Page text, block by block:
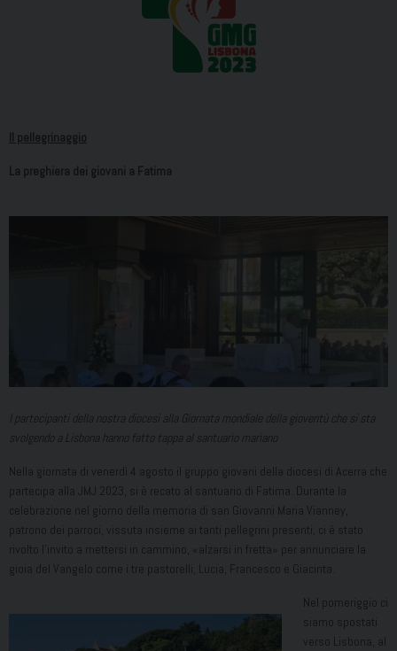
Il pellegrinaggio
La preghiera dei giovani a Fatima
I partecipanti della nostra diocesi alla Giornata mondiale della gioventù che si sta
svolgendo a Lisbona hanno fatto tappa al santuario mariano
Nella giornata di venerdì 4 agosto il gruppo giovani della diocesi di Acerra che
partecipa alla JMJ 2023, si è recato al santuario di Fatima. Durante la
celebrazione nel giorno della memoria di san Giovanni Maria Vianney,
patrono dei parroci, vissuta insieme ai tanti pellegrini presenti, ci è stato
rivolto l’invito a mettersi in cammino, «alzarsi in fretta» per annunciare la
gioia del Vangelo come i tre pastorelli, Lucia, Francesco e Giacinta.
Nel pomeriggio ci
siamo spostati
verso Lisbona, al